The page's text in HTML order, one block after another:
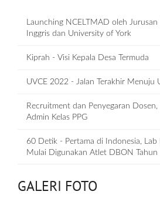
Launching NCELTMAD oleh Jurusan
Inggris dan University of York
Kiprah - Visi Kepala Desa Termuda
UVCE 2022 - Jalan Terakhir Menuju
Recruitment dan Penyegaran
Admin Kelas PPG
60 Detik - Pertama di Indonesia, Lab
Mulai Digunakan Atlet DBON Tahun
GALERI FOTO